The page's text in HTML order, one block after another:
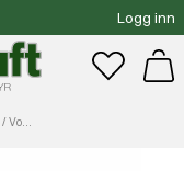
Logg inn
Vorn Rypenett